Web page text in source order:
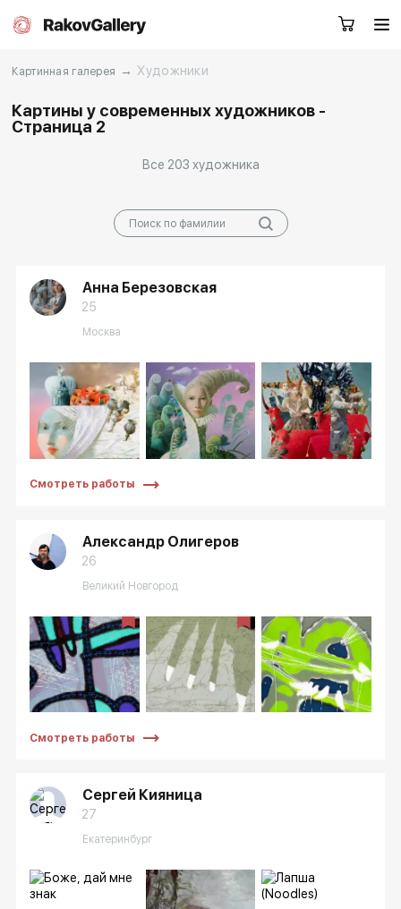
Екатеринбург
О нас
Другие проекты
Rakov
baget
Rakov
special
Картинная галерея → Художники
Картины у современных художников -
Страница 2
Все 203 художника
Анна Березовская
25
Москва
Смотреть работы
Александр Олигеров
26
Великий Новгород
Смотреть работы
Сергей Кияница
27
Екатеринбург